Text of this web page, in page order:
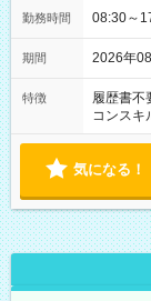
勤務時間 08:30～
期間 2026年
特徴 履歴書不
コンスキ
気になる！